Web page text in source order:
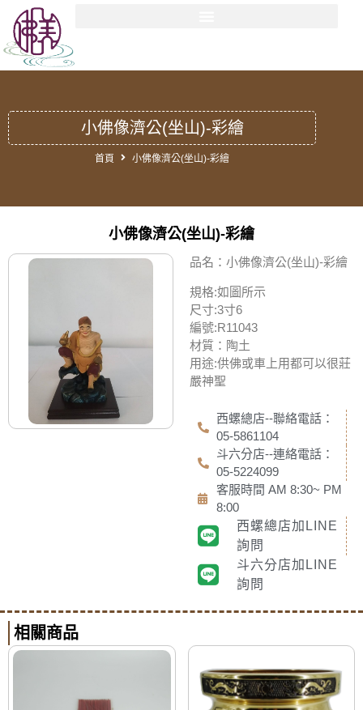
小佛像濟公(坐山)-彩繪
首頁 小佛像濟公(坐山)-彩繪
小佛像濟公(坐山)-彩繪
品名：小佛像濟公(坐山)-彩繪
規格:如圖所示
尺寸:3寸6
編號:R11043
材質：陶土
用途:供佛或車上用都可以很莊
嚴神聖
西螺總店--聯絡電話：
05-5861104
斗六分店--連絡電話：
05-5224099
客服時間 AM 8:30~ PM
8:00
西螺總店加LINE
詢問
斗六分店加LINE
詢問
相關商品